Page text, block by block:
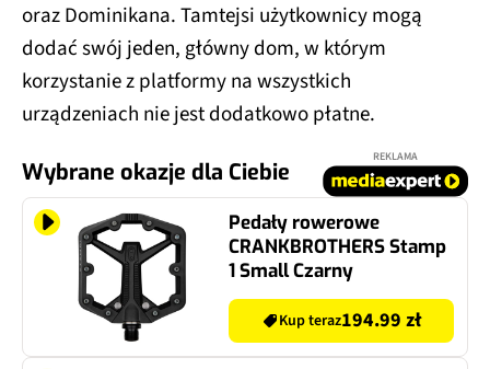
oraz Dominikana. Tamtejsi użytkownicy mogą
dodać swój jeden, główny dom, w którym
korzystanie z platformy na wszystkich
urządzeniach nie jest dodatkowo płatne.
Wybrane okazje dla Ciebie
REKLAMA
Pedały rowerowe
CRANKBROTHERS Stamp
1 Small Czarny
Kup teraz194.99 zł